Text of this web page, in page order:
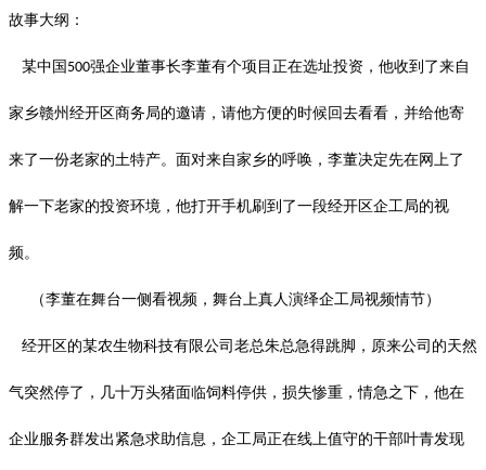
故事大纲：
某中国 500强企业董事长李董有个项目正在选址投资，他收到了来自
家乡赣州经开区商务局的邀请，请他方便的时候回去看看，并给他寄
来了一份老家的土特产。面对来自家乡的呼唤，李董决定先在网上了
解一下老家的投资环境，他打开手机刷到了一段经开区企工局的视
频。
（李董在舞台一侧看视频，舞台上真人演绎企工局视频情节）
经开区的某农生物科技有限公司老总朱总急得跳脚，原来公司的天然
气突然停了，几十万头猪面临饲料停供，损失惨重，情急之下，他在
企业服务群发出紧急求助信息，企工局正在线上值守的干部叶青发现